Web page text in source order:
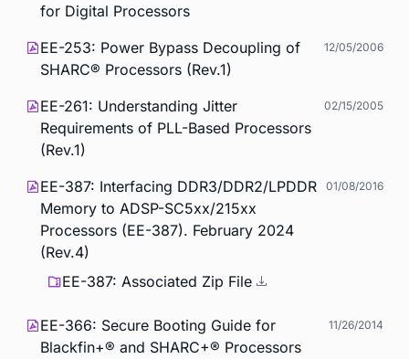
for Digital Processors
EE-253: Power Bypass Decoupling of
SHARC® Processors (Rev.1)
12/05/2006
EE-261: Understanding Jitter
Requirements of PLL-Based Processors
(Rev.1)
02/15/2005
EE-387: Interfacing DDR3/DDR2/LPDDR
Memory to ADSP-SC5xx/215xx
Processors (EE-387). February 2024
(Rev.4)
01/08/2016
EE-387: Associated Zip File
EE-366: Secure Booting Guide for
Blackfin+® and SHARC+® Processors
11/26/2014